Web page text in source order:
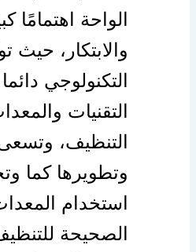
الواحة اهتمامًا
والابتكار، حيث
التكنولوجي
التقنيات
التنظيف، وتسعى
وتطويرها كما
استخدام
الصحيحة